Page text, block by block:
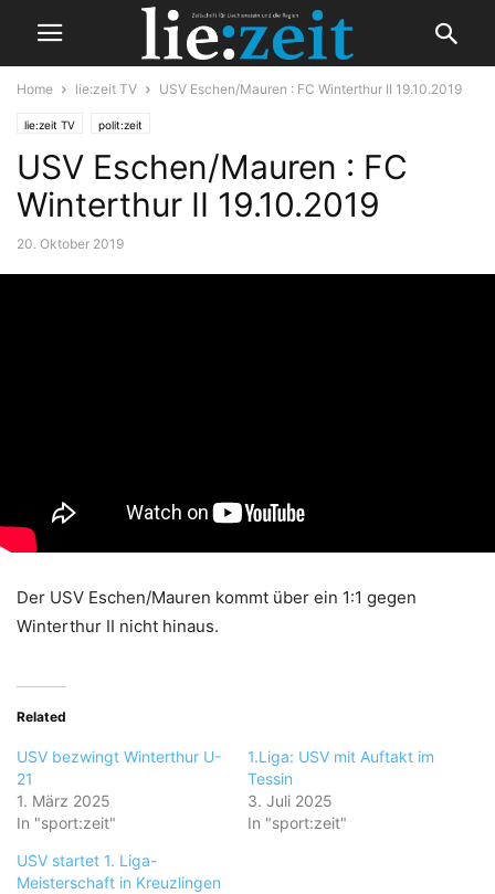
Home lie:zeit TV USV Eschen/Mauren : FC Winterthur II 19.10.2019
lie:zeit TV polit:zeit
USV Eschen/Mauren : FC
Winterthur II 19.10.2019
20. Oktober 2019
Der USV Eschen/Mauren kommt über ein 1:1 gegen
Winterthur II nicht hinaus.
Related
USV bezwingt Winterthur U-
21
1. März 2025
In "sport:zeit"
1.Liga: USV mit Auftakt im
Tessin
3. Juli 2025
In "sport:zeit"
USV startet 1. Liga-
Meisterschaft in Kreuzlingen